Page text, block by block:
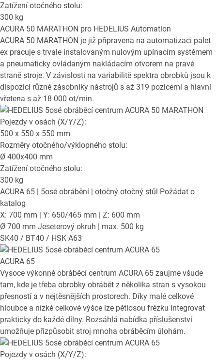
Zatížení otočného stolu:
300 kg
ACURA 50 MARATHON pro HEDELIUS Automation
ACURA 50 MARATHON je již připravena na automatizaci palet
ex pracuje s trvale instalovaným nulovým upínacím systémem
a pneumaticky ovládaným nakládacím otvorem na pravé
straně stroje. V závislosti na variabilitě spektra obrobků jsou k
dispozici různé zásobníky nástrojů s až 319 pozicemi a hlavní
vřetena s až 18 000 ot/min.
Pojezdy v osách (X/Y/Z):
500 x 550 x 550 mm
Rozměry otočného/výklopného stolu:
Ø 400x400 mm
Zatížení otočného stolu:
300 kg
ACURA 65 | 5osé obrábění | otočný otočný stůl Požádat o
katalog
X: 700 mm | Y: 650/465 mm | Z: 600 mm
Ø 700 mm Jeseterový okruh | max. 500 kg
SK40 / BT40 / HSK A63
ACURA 65
Vysoce výkonné obráběcí centrum ACURA 65 zaujme všude
tam, kde je třeba obrobky obrábět z několika stran s vysokou
přesností a v nejtěsnějších prostorech. Díky malé celkové
hloubce a nízké celkové výšce lze pětiosou frézku integrovat
prakticky do každé dílny. Rozsáhlá nabídka příslušenství
umožňuje přizpůsobit stroj mnoha obráběcím úlohám.
Pojezdy v osách (X/Y/Z):